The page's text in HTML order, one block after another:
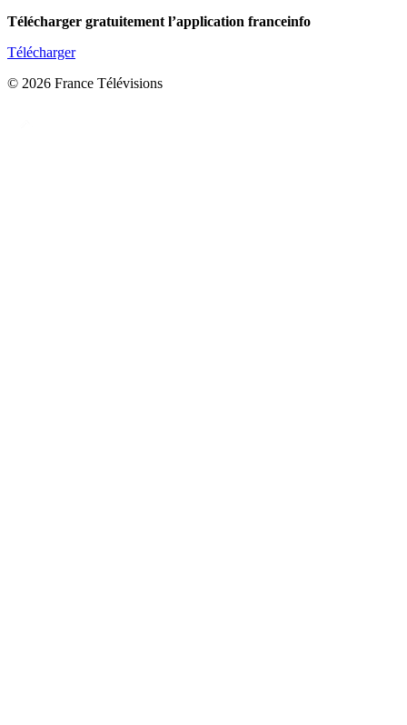
Télécharger gratuitement l’application franceinfo
Télécharger
© 2026 France Télévisions